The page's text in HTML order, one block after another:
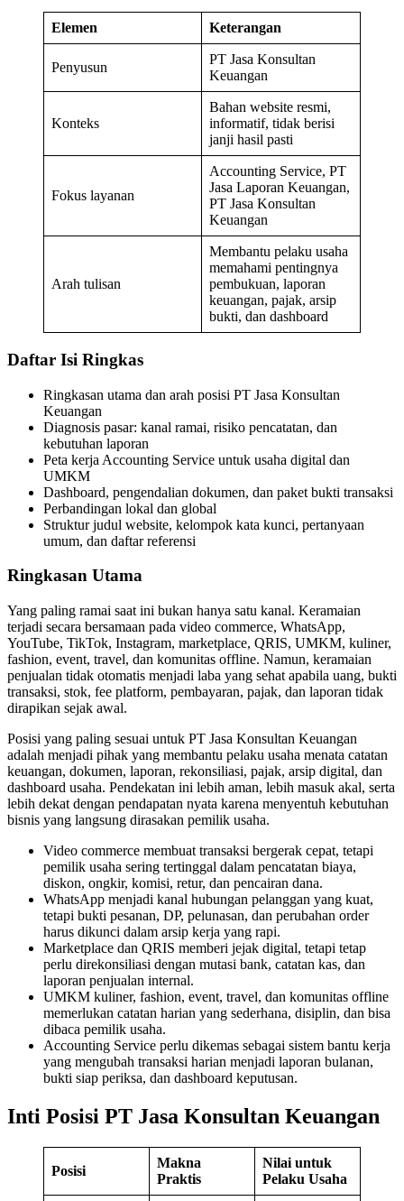
Elemen Keterangan
Penyusun
PT Jasa Konsultan
Keuangan
Konteks
Bahan website resmi,
informatif, tidak berisi
janji hasil pasti
Fokus layanan
Accounting Service, PT
Jasa Laporan Keuangan,
PT Jasa Konsultan
Keuangan
Arah tulisan
Membantu pelaku usaha
memahami pentingnya
pembukuan, laporan
keuangan, pajak, arsip
bukti, dan dashboard
Daftar Isi Ringkas
Ringkasan utama dan arah posisi PT Jasa Konsultan
Keuangan
Diagnosis pasar: kanal ramai, risiko pencatatan, dan
kebutuhan laporan
Peta kerja Accounting Service untuk usaha digital dan
UMKM
Dashboard, pengendalian dokumen, dan paket bukti transaksi
Perbandingan lokal dan global
Struktur judul website, kelompok kata kunci, pertanyaan
umum, dan daftar referensi
Ringkasan Utama
Yang paling ramai saat ini bukan hanya satu kanal. Keramaian
terjadi secara bersamaan pada video commerce, WhatsApp,
YouTube, TikTok, Instagram, marketplace, QRIS, UMKM, kuliner,
fashion, event, travel, dan komunitas offline. Namun, keramaian
penjualan tidak otomatis menjadi laba yang sehat apabila uang, bukti
transaksi, stok, fee platform, pembayaran, pajak, dan laporan tidak
dirapikan sejak awal.
Posisi yang paling sesuai untuk PT Jasa Konsultan Keuangan
adalah menjadi pihak yang membantu pelaku usaha menata catatan
keuangan, dokumen, laporan, rekonsiliasi, pajak, arsip digital, dan
dashboard usaha. Pendekatan ini lebih aman, lebih masuk akal, serta
lebih dekat dengan pendapatan nyata karena menyentuh kebutuhan
bisnis yang langsung dirasakan pemilik usaha.
Video commerce membuat transaksi bergerak cepat, tetapi
pemilik usaha sering tertinggal dalam pencatatan biaya,
diskon, ongkir, komisi, retur, dan pencairan dana.
WhatsApp menjadi kanal hubungan pelanggan yang kuat,
tetapi bukti pesanan, DP, pelunasan, dan perubahan order
harus dikunci dalam arsip kerja yang rapi.
Marketplace dan QRIS memberi jejak digital, tetapi tetap
perlu direkonsiliasi dengan mutasi bank, catatan kas, dan
laporan penjualan internal.
UMKM kuliner, fashion, event, travel, dan komunitas offline
memerlukan catatan harian yang sederhana, disiplin, dan bisa
dibaca pemilik usaha.
Accounting Service perlu dikemas sebagai sistem bantu kerja
yang mengubah transaksi harian menjadi laporan bulanan,
bukti siap periksa, dan dashboard keputusan.
Inti Posisi PT Jasa Konsultan Keuangan
Posisi
Makna
Praktis
Nilai untuk
Pelaku Usaha